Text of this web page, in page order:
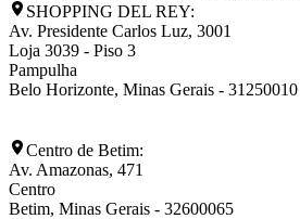
SHOPPING DEL REY:
Av. Presidente Carlos Luz, 3001
Loja 3039 - Piso 3
Pampulha
Belo Horizonte, Minas Gerais - 31250010
Centro de Betim:
Av. Amazonas, 471
Centro
Betim, Minas Gerais - 32600065